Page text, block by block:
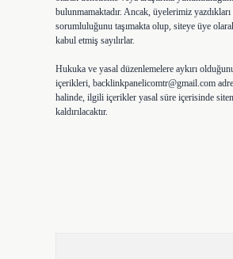
bulunmamaktadır. Ancak, üyelerimiz
sorumluluğunu taşımakta olup, siteye üye
kabul etmiş sayılırlar.
Hukuka ve yasal düzenlemelere aykırı
içerikleri, backlinkpanelicomtr@gmail.com
halinde, ilgili içerikler yasal süre içerisinde
kaldırılacaktır.